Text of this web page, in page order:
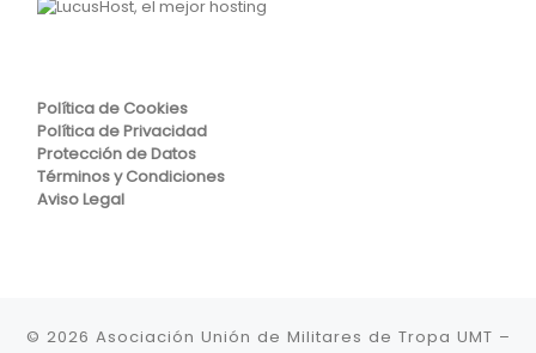
Política de Cookies
Política de Privacidad
Protección de Datos
Términos y Condiciones
Aviso Legal
© 2026 Asociación Unión de Militares de Tropa UMT –